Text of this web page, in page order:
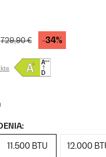
729,90 € -34%
11.500 BTU 12.000